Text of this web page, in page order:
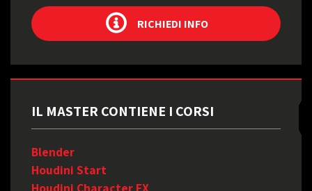
RICHIEDI INFO
IL MASTER CONTIENE I CORSI
Blender
Houdini Start